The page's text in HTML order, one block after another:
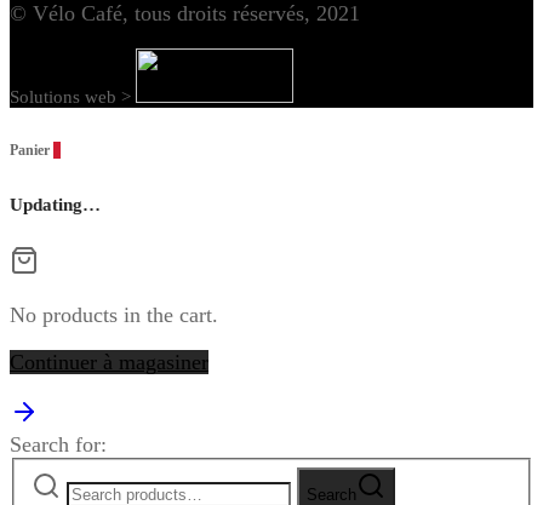
© Vélo Café, tous droits réservés, 2021
Solutions web >
Panier
Updating…
No products in the cart.
Continuer à magasiner
Search for:
Search